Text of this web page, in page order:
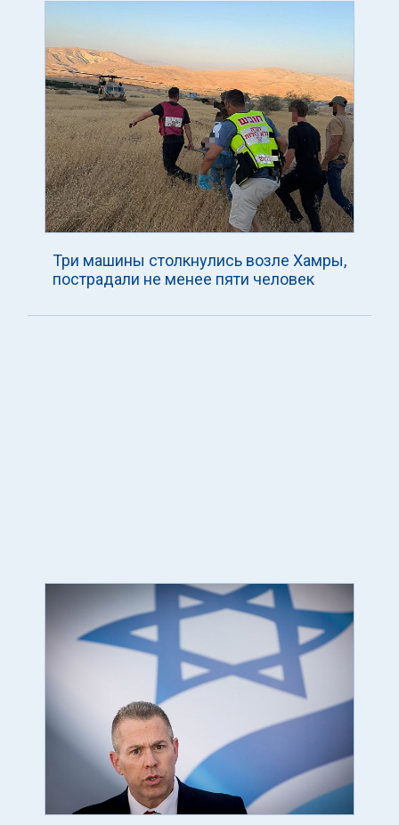
Три машины столкнулись возле Хамры,
пострадали не менее пяти человек